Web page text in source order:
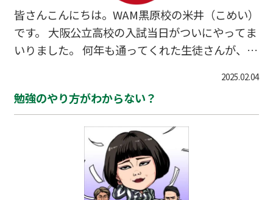
皆さんこんにちは。WAM黒原校の米井（こめい）
です。 大阪公立高校の入試当日がついにやってま
いりました。 何年も通ってくれた生徒さんが、人
もあり戦場でもある入試日。 この気持ちは、期
待・喜び・不安・緊張・挙句の果てには神頼みと
て慣れることのない独特の感情です。 昨日の夜は
ちゃんと眠れたのか？ 眠れなかったからといって
変に気負ったりして不安を抱いていないか？ 苦手
なところが問題に出てきて焦ったりしていない
2025.02.04
勉強のやり方がわからない？